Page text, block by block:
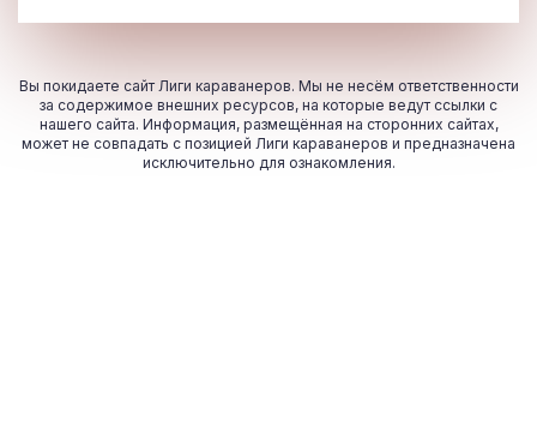
Вы покидаете сайт Лиги караванеров. Мы не несём ответственности
за содержимое внешних ресурсов, на которые ведут ссылки с
нашего сайта. Информация, размещённая на сторонних сайтах,
может не совпадать с позицией Лиги караванеров и предназначена
исключительно для ознакомления.